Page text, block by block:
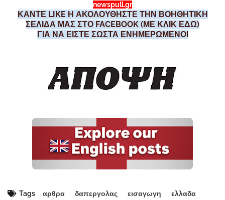
newspull.gr
ΚΑΝΤΕ LIKE Η ΑΚΟΛΟΥΘΗΣΤΕ ΤΗΝ ΒΟΗΘΗΤΙΚΗ
ΣΕΛΙΔΑ ΜΑΣ ΣΤΟ FACEBOOK (ΜΕ ΚΛΙΚ ΕΔΩ)
ΓΙΑ ΝΑ ΕΙΣΤΕ ΣΩΣΤΑ ΕΝΗΜΕΡΩΜΕΝΟΙ
Tags αρθρα δαπεργολας εισαγωγη
ελλαδα